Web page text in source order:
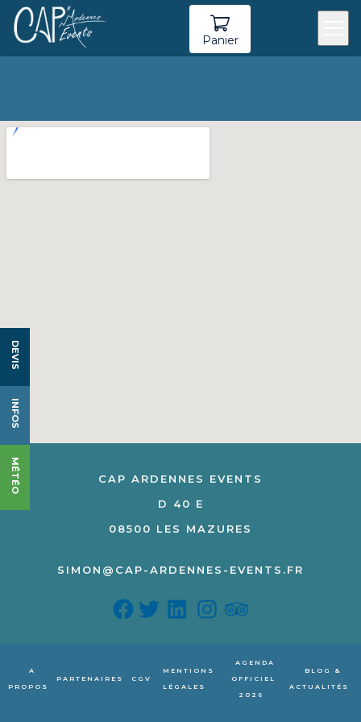
DEVIS
INFOS
MÉTÉO
Panier
CAP ARDENNES EVENTS
D 40 E
08500 LES MAZURES
SIMON@CAP-ARDENNES-EVENTS.FR
A
PROPOS
PARTENAIRES CGV
MENTIONS
LÉGALES
AGENDA
OFFICIEL
2026
BLOG &
ACTUALITÉS